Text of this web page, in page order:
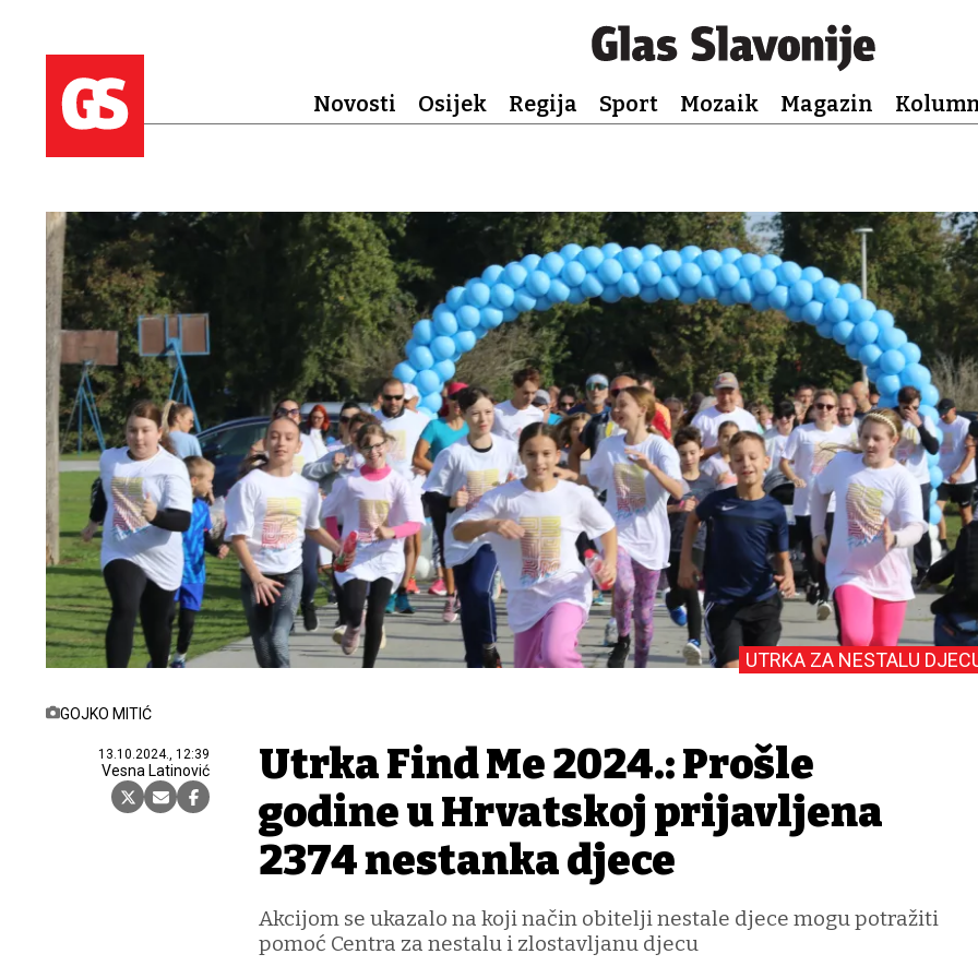
Novosti Osijek Regija Sport Mozaik Magazin
GOJKO MITIĆ
13.10.2024., 12:39
Vesna Latinović
UTRKA ZA NESTALU
Utrka Find Me 2024.: Prošle
godine u Hrvatskoj prijavljena
2374 nestanka djece
Akcijom se ukazalo na koji način obitelji nestale djece mogu potražiti
pomoć Centra za nestalu i zlostavljanu djecu